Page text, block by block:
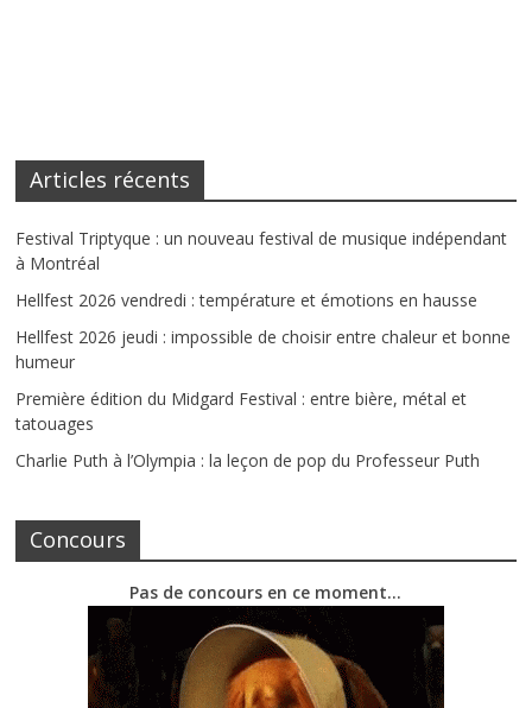
Articles récents
Festival Triptyque : un nouveau festival de musique indépendant
à Montréal
Hellfest 2026 vendredi : température et émotions en hausse
Hellfest 2026 jeudi : impossible de choisir entre chaleur et bonne
humeur
Première édition du Midgard Festival : entre bière, métal et
tatouages
Charlie Puth à l’Olympia : la leçon de pop du Professeur Puth
Concours
Pas de concours en ce moment…